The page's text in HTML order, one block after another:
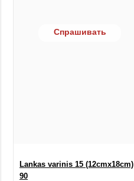
Спрашивать
Lankas varinis 15 (12cmx18cm)
90